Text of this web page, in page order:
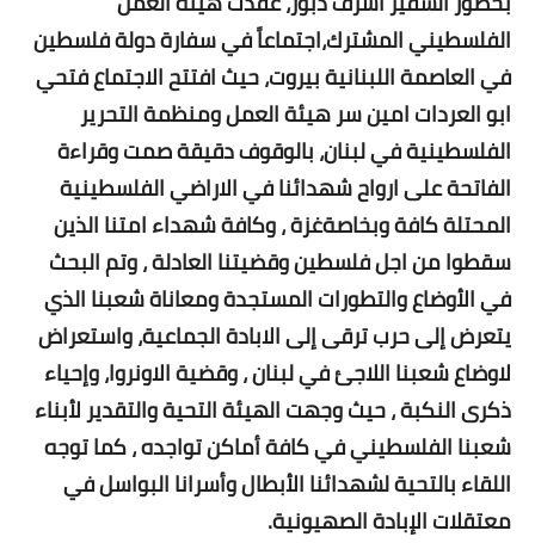
الفلسطيني المشترك،اجتماعاً في سفارة دولة فلسطين
في العاصمة اللبنانية بيروت، حيث افتتح الاجتماع فتحي
ابو العردات امين سر هيئة العمل ومنظمة التحرير
الفلسطينية في لبنان، بالوقوف دقيقة صمت وقراءة
الفاتحة على ارواح شهدائنا في الاراضي الفلسطينية
المحتلة كافة وبخاصةغزة ، وكافة شهداء امتنا الذين
سقطوا من اجل فلسطين وقضيتنا العادلة ، وتم البحث
في الأوضاع والتطورات المستجدة ومعاناة شعبنا الذي
يتعرض إلى حرب ترقى إلى الابادة الجماعية، واستعراض
لاوضاع شعبنا اللاجئ في لبنان ، وقضية الاونروا، وإحياء
ذكرى النكبة ، حيث وجهت الهيئة التحية والتقدير لأبناء
شعبنا الفلسطيني في كافة أماكن تواجده ، كما توجه
اللقاء بالتحية لشهدائنا الأبطال وأسرانا البواسل في
معتقلات الإبادة الصهيونية.